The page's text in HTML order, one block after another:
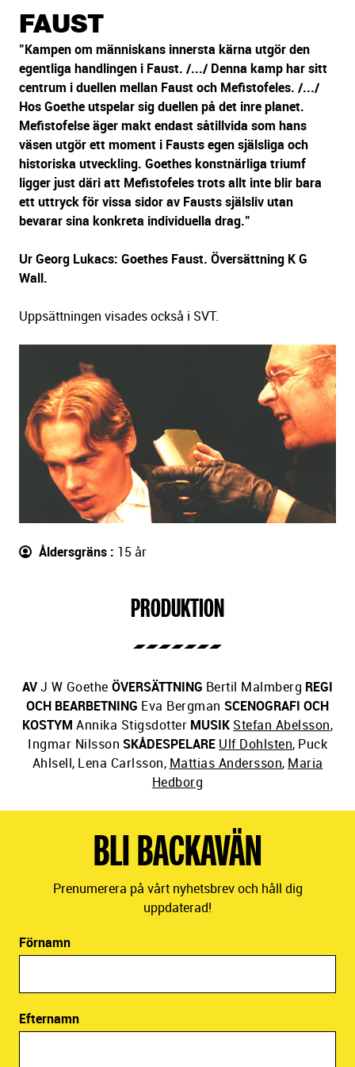
FAUST
"Kampen om människans innersta kärna utgör den
egentliga handlingen i Faust. /.../ Denna kamp har sitt
centrum i duellen mellan Faust och Mefistofeles. /.../
Hos Goethe utspelar sig duellen på det inre planet.
Mefistofelse äger makt endast såtillvida som hans
väsen utgör ett moment i Fausts egen själsliga och
historiska utveckling. Goethes konstnärliga triumf
ligger just däri att Mefistofeles trots allt inte blir bara
ett uttryck för vissa sidor av Fausts själsliv utan
bevarar sina konkreta individuella drag."
Ur Georg Lukacs: Goethes Faust. Översättning K G
Wall.
Uppsättningen visades också i SVT.
Åldersgräns 15 år
PRODUKTION
AVJ W Goethe ÖVERSÄTTNING Bertil Malmberg REGI
OCH BEARBETNING Eva Bergman SCENOGRAFI OCH
KOSTYM Annika Stigsdotter MUSIK Stefan Abelsson,
Ingmar Nilsson SKÅDESPELARE Ulf Dohlsten, Puck
Ahlsell, Lena Carlsson, Mattias Andersson, Maria
Hedborg
BLI BACKAVÄN
Prenumerera på vårt nyhetsbrev och håll dig
uppdaterad!
Förnamn
Efternamn